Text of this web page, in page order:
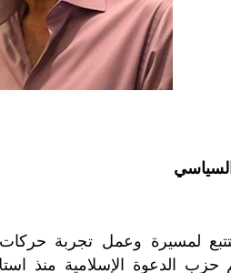
لمسيرة وعمل تجربة حركات